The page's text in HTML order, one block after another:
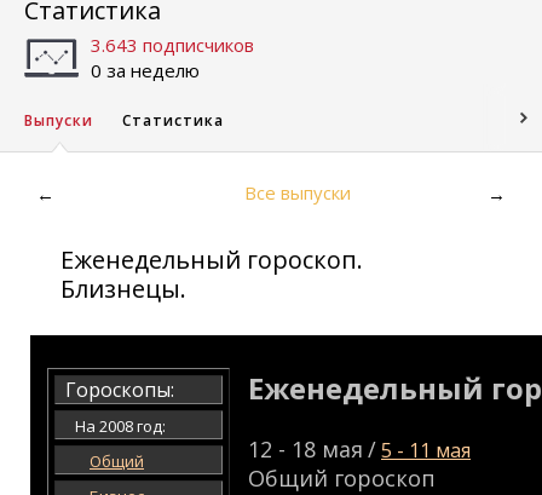
Статистика
3.643 подписчиков
0 за неделю
Выпуски Статистика
← Все выпуски →
Еженедельный гороскоп.
Близнецы.
Гороскопы:
На 2008 год:
Общий
Еженедельный
12 - 18 мая /5 - 11 мая
Общий гороскоп